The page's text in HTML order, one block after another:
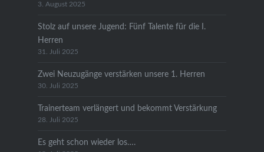
3. August 2025
Stolz auf unsere Jugend: Fünf Talente für die I.
Herren
31. Juli 2025
Zwei Neuzugänge verstärken unsere 1. Herren
30. Juli 2025
Trainerteam verlängert und bekommt Verstärkung
28. Juli 2025
Es geht schon wieder los….